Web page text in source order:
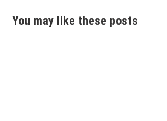
You may like these posts